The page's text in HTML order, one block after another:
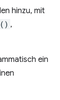
hinzu, mit
,
ein